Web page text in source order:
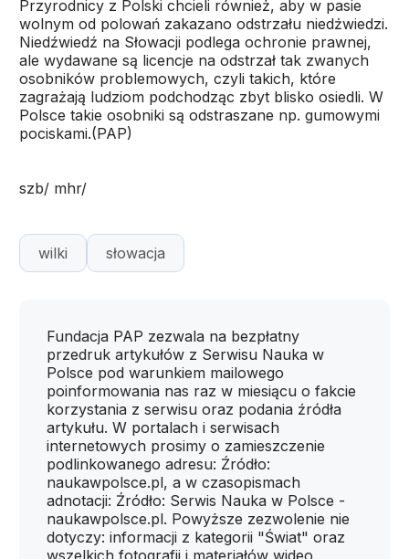
Przyrodnicy z Polski chcieli również, aby w pasie
wolnym od polowań zakazano odstrzału niedźwiedzi.
Niedźwiedź na Słowacji podlega ochronie prawnej,
ale wydawane są licencje na odstrzał tak zwanych
osobników problemowych, czyli takich, które
zagrażają ludziom podchodząc zbyt blisko osiedli. W
Polsce takie osobniki są odstraszane np. gumowymi
pociskami.(PAP)
szb/ mhr/
wilki słowacja
Fundacja PAP zezwala na bezpłatny
przedruk artykułów z Serwisu Nauka w
Polsce pod warunkiem mailowego
poinformowania nas raz w miesiącu o fakcie
korzystania z serwisu oraz podania źródła
artykułu. W portalach i serwisach
internetowych prosimy o zamieszczenie
podlinkowanego adresu: Źródło:
naukawpolsce.pl, a w czasopismach
adnotacji: Źródło: Serwis Nauka w Polsce -
naukawpolsce.pl. Powyższe zezwolenie nie
dotyczy: informacji z kategorii "Świat" oraz